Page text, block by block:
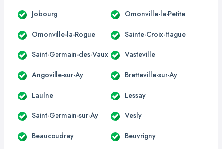
Jobourg Omonville-la-Petite
Omonville-la-Rogue Sainte-Croix-Hague
Saint-Germain-des-Vaux Vasteville
Angoville-sur-Ay Bretteville-sur-Ay
Laulne Lessay
Saint-Germain-sur-Ay Vesly
Beaucoudray Beuvrigny